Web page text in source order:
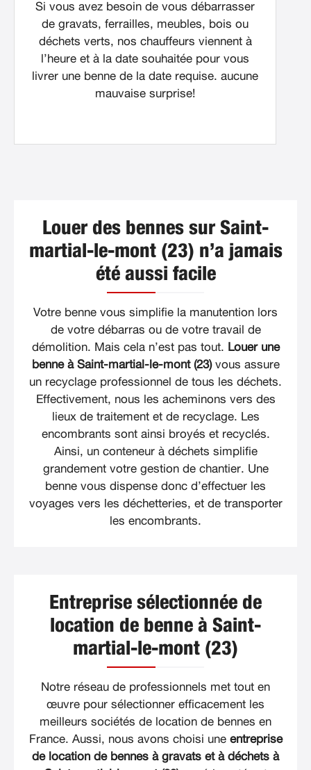
Si vous avez besoin de vous débarrasser
de gravats, ferrailles, meubles, bois ou
déchets verts, nos chauffeurs viennent à
l’heure et à la date souhaitée pour vous
livrer une benne de la date requise. aucune
mauvaise surprise!
Louer des bennes sur Saint-
martial-le-mont (23) n’a jamais
été aussi facile
Votre benne vous simplifie la manutention lors
de votre débarras ou de votre travail de
démolition. Mais cela n’est pas tout. Louer une
benne à Saint-martial-le-mont (23)vous assure
un recyclage professionnel de tous les déchets.
Effectivement, nous les acheminons vers des
lieux de traitement et de recyclage. Les
encombrants sont ainsi broyés et recyclés.
Ainsi, un conteneur à déchets simplifie
grandement votre gestion de chantier. Une
benne vous dispense donc d’effectuer les
voyages vers les déchetteries, et de transporter
les encombrants.
Entreprise sélectionnée de
location de benne à Saint-
martial-le-mont (23)
Notre réseau de professionnels met tout en
œuvre pour sélectionner efficacement les
meilleurs sociétés de location de bennes en
France. Aussi, nous avons choisi une entreprise
de location de bennes à gravats et à déchets à